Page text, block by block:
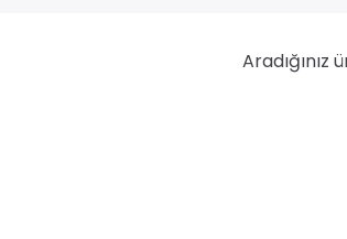
Aradığınız